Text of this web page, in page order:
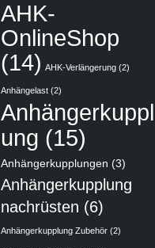
AHK-
OnlineShop
(14) AHK-Verlängerung (2)
Anhängelast (2)
Anhängerkuppl
ung (15)
Anhängerkupplungen (3)
Anhängerkupplung
nachrüsten (6)
Anhängerkupplung Zubehör (2)